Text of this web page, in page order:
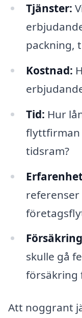
Tjänster:
packning,
Kostnad:
Tid: Hur
flyttfirman
tidsram?
skulle gå
försäkring
Att noggrant